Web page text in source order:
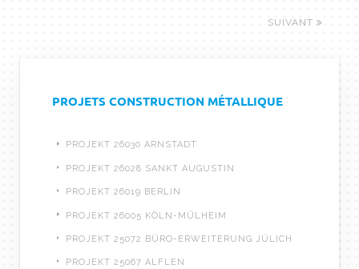
SUIVANT
PROJETS CONSTRUCTION MÉTALLIQUE
PROJEKT 26030 ARNSTADT
PROJEKT 26028 SANKT AUGUSTIN
PROJEKT 26019 BERLIN
PROJEKT 26005 KÖLN-MÜLHEIM
PROJEKT 25072 BÜRO-ERWEITERUNG JÜLICH
PROJEKT 25067 ALFLEN